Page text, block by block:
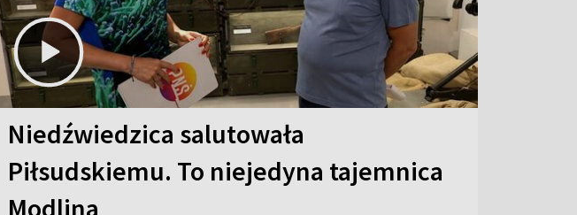
Niedźwiedzica salutowała
Piłsudskiemu. To niejedyna tajemnica
Modlina